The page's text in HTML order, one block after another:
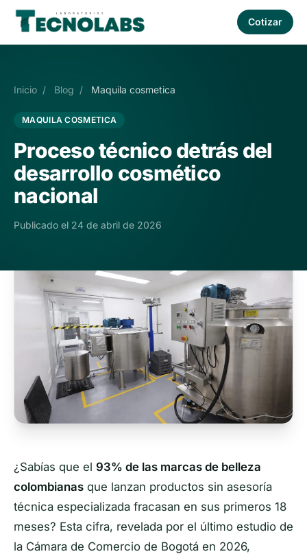
Cotizar
Inicio / Blog / Maquila cosmetica
MAQUILA COSMETICA
Proceso técnico detrás del
desarrollo cosmético
nacional
Publicado el 24 de abril de 2026
¿Sabías que el 93% de las marcas de belleza
colombianas que lanzan productos sin asesoría
técnica especializada fracasan en sus primeros 18
meses? Esta cifra, revelada por el último estudio de
la Cámara de Comercio de Bogotá en 2026,